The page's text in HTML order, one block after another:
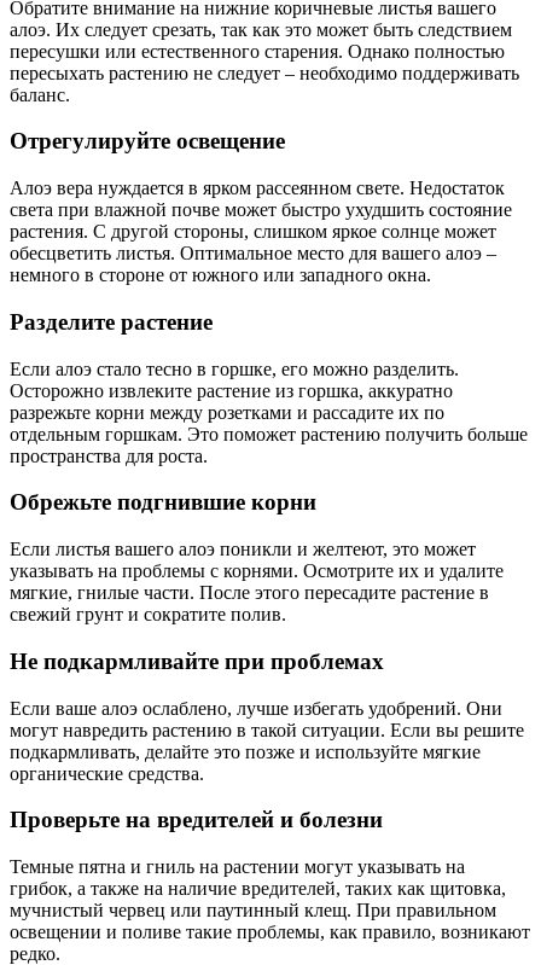
Обратите внимание на нижние коричневые листья вашего
алоэ. Их следует срезать, так как это может быть следствием
пересушки или естественного старения. Однако полностью
пересыхать растению не следует – необходимо поддерживать
баланс.
Отрегулируйте освещение
Алоэ вера нуждается в ярком рассеянном свете. Недостаток
света при влажной почве может быстро ухудшить состояние
растения. С другой стороны, слишком яркое солнце может
обесцветить листья. Оптимальное место для вашего алоэ –
немного в стороне от южного или западного окна.
Разделите растение
Если алоэ стало тесно в горшке, его можно разделить.
Осторожно извлеките растение из горшка, аккуратно
разрежьте корни между розетками и рассадите их по
отдельным горшкам. Это поможет растению получить больше
пространства для роста.
Обрежьте подгнившие корни
Если листья вашего алоэ поникли и желтеют, это может
указывать на проблемы с корнями. Осмотрите их и удалите
мягкие, гнилые части. После этого пересадите растение в
свежий грунт и сократите полив.
Не подкармливайте при проблемах
Если ваше алоэ ослаблено, лучше избегать удобрений. Они
могут навредить растению в такой ситуации. Если вы решите
подкармливать, делайте это позже и используйте мягкие
органические средства.
Проверьте на вредителей и болезни
Темные пятна и гниль на растении могут указывать на
грибок, а также на наличие вредителей, таких как щитовка,
мучнистый червец или паутинный клещ. При правильном
освещении и поливе такие проблемы, как правило, возникают
редко.